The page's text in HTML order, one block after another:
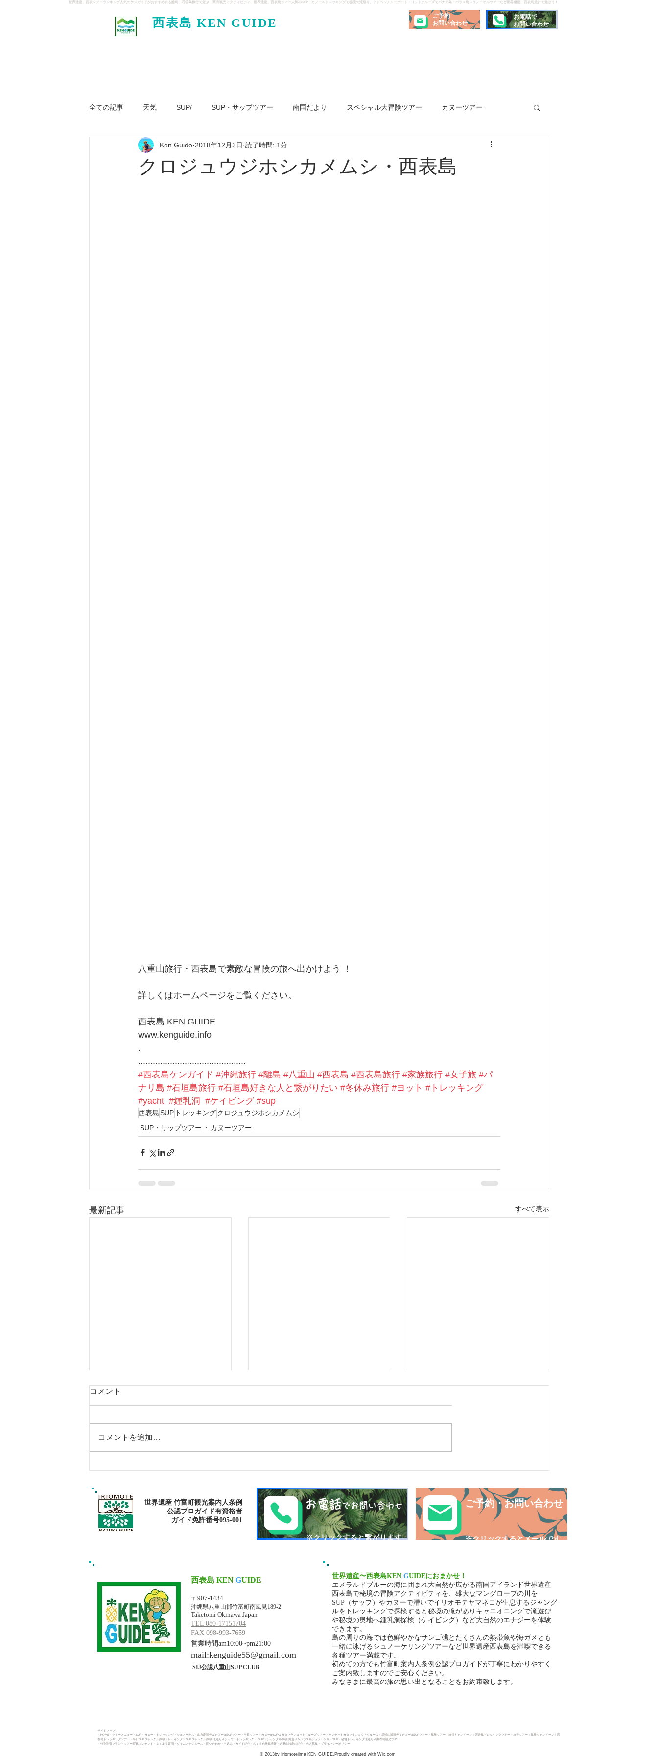
世界遺産、西表ツアーランキング人気のケンガイドがおすすめする離島・石垣島旅行で遊ぶ・西表観光アクティビティ、世界遺産、西表島ツアー人気のSUP・カヌー＆トレッキングで秘境の滝巡り、アドベンチャーボート・ヨットクルーズでパナリ島・バラス島シュノーケルツアーなど世界遺産、西表島旅行で遊ぼう！
西表島 KEN GUIDE
ご予約
お問い合わせ
お電話で
お問い合わせ
全ての記事 天気 SUP/ SUP・サップツアー 南国だより スペシャル大冒険ツアー カヌーツアー
ジャングル大冒険ツアー パナリ島 ヨット
クロジュウジホシカメムシ・西表島
Ken Guide 2018年12月3日 読了時間: 1分
八重山旅行・西表島で素敵な冒険の旅へ出かけよう ！
詳しくはホームページをご覧ください。
西表島 KEN GUIDE
www.kenguide.info
.
............................................
#西表島ケンガイド #沖縄旅行 #離島 #八重山 #西表島 #西表島旅行 #家族旅行 #女子旅 #パ
ナリ島 #石垣島旅行 #石垣島好きな人と繋がりたい #冬休み旅行 #ヨット #トレッキング
#yacht #鍾乳洞 #ケイビング #sup
西表島SUP トレッキングクロジュウジホシカメムシ
SUP・サップツアー
カヌーツアー
最新記事 すべて表示
コメント
コメントを追加…
世界遺産 竹富町観光案内人条例
公認プロガイド有資格者
​ガイド免許番号095-001​​
お電話でお問い合わせ
​※クリックすると繋がります
ご予約・お問い合わせ
​※クリックするとメールです
西表島 KEN GUIDE
〒907-1434
沖縄県八重山郡竹富町南風見189-2
Taketomi Okinawa Japan
TEL 080-17151704
FAX 098-993-7659
営業時間am10:00~pm21:00
mail:kenguide55@gmail.com
SIJ公認八重山SUP CLUB
世界遺産〜西表島KEN GUIDEにおまかせ！
エメラルドブルーの海に囲まれ大自然が広がる南国アイランド世界遺産
西表島で秘境の冒険アクティビティを、雄大なマングローブの川を
SUP（サップ）やカヌーで漕いでイリオモテヤマネコが生息するジャング
ルをトレッキングで探検すると秘境の滝がありキャニオニングで滝遊び
や秘境の奥地へ鍾乳洞探検（ケイビング）など大自然のエナジーを体験
できます。
島の周りの海では色鮮やかなサンゴ礁とたくさんの熱帯魚や海ガメとも
一緒に泳げるシュノーケリングツアーなど世界遺産西表島を満喫できる
各種ツアー満載です。
初めての方でも竹富町案内人条例公認プロガイドが丁寧にわかりやすく
ご案内致しますのでご安心ください。
みなさまに最高の旅の思い出となることをお約束致します。
サイトマップ
・HOME ・ツアーメニュー ・SUP ・カヌー ・トレッキング​ ・シュノーケル・ 由布島観光＆カヌーorSUPツアー ・ 半日ツアー ・ カヌーorSUP＆カタマランヨットクルーズツアー・ サンセットカタマランヨットクルーズ・ 星砂の浜観光＆カヌーorSUPツアー・ 島旅ツアー！旅得キャンペーン！西表島トレッキングツアー・ 旅得ツアー！島旅キャンペーン！西
表島トレッキングツアー・ 半日SUPジャングル探検トレッキング ・ SUPジャングル探検.滝巡り＆シャワートレッキング ・ SUP・ジャングル探検.滝巡り＆バラス島シュノーケル・ SUP・秘境トレッキング滝巡り＆由布島観光ツアー
・ 特別割引プラン ・ ツアー写真プレゼント ・よくある質問 ・タイムスケジュール ・問い合わせ・申込み​ ・ガイド紹介 ・おすすめ離島情報 ・八重山諸島の紹介 ・求人募集 ・プライバシーポリシー
© 2013by Iriomotejima KEN GUIDE.Proudly created with Wix.com